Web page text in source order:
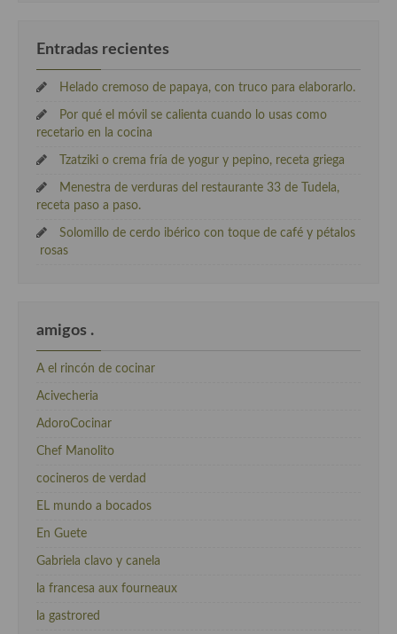
Entradas recientes
Helado cremoso de papaya, con truco para elaborarlo.
Por qué el móvil se calienta cuando lo usas como
recetario en la cocina
Tzatziki o crema fría de yogur y pepino, receta griega
Menestra de verduras del restaurante 33 de Tudela,
receta paso a paso.
Solomillo de cerdo ibérico con toque de café y pétalos
rosas
amigos .
A el rincón de cocinar
Acivecheria
AdoroCocinar
Chef Manolito
cocineros de verdad
EL mundo a bocados
En Guete
Gabriela clavo y canela
la francesa aux fourneaux
la gastrored